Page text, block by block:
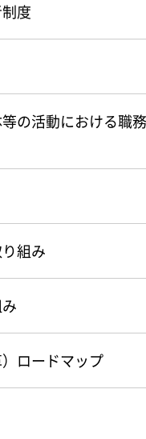
度
の活動における職
組み
ロードマップ